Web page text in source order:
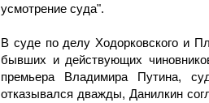
усмотрение суда".
В суде по делу Ходорковского и
бывших и действующих
премьера Владимира Путина,
отказывался дважды, Данилкин